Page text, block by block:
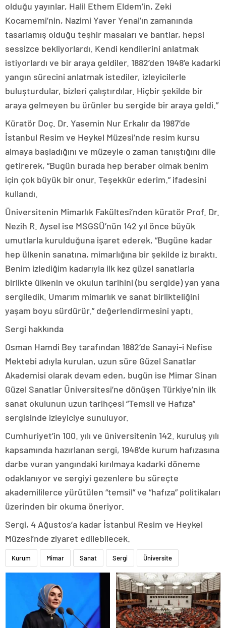
olduğu yayınlar, Halil Ethem Eldem’in, Zeki
Kocamemi’nin, Nazimi Yaver Yenal’ın zamanında
tasarlamış olduğu teşhir masaları ve bantlar, hepsi
sessizce bekliyorlardı. Kendi kendilerini anlatmak
istiyorlardı ve bir araya geldiler. 1882’den 1948’e kadarki
yangın sürecini anlatmak istediler, izleyicilerle
buluşturdular, bizleri çalıştırdılar. Hiçbir şekilde bir
araya gelmeyen bu ürünler bu sergide bir araya geldi.”
Küratör Doç. Dr. Yasemin Nur Erkalır da 1987’de
İstanbul Resim ve Heykel Müzesi’nde resim kursu
almaya başladığını ve müzeyle o zaman tanıştığını dile
getirerek, “Bugün burada hep beraber olmak benim
için çok büyük bir onur. Teşekkür ederim.” ifadesini
kullandı.
Üniversitenin Mimarlık Fakültesi’nden küratör Prof. Dr.
Nezih R. Aysel ise MSGSÜ’nün 142 yıl önce büyük
umutlarla kurulduğuna işaret ederek, “Bugüne kadar
hep ülkenin sanatına, mimarlığına bir şekilde iz bıraktı.
Benim izlediğim kadarıyla ilk kez güzel sanatlarla
birlikte ülkenin ve okulun tarihini (bu sergide) yan yana
sergiledik. Umarım mimarlık ve sanat birlikteliğini
yaşam boyu sürdürür.” değerlendirmesini yaptı.
Sergi hakkında
Osman Hamdi Bey tarafından 1882’de Sanayi-i Nefise
Mektebi adıyla kurulan, uzun süre Güzel Sanatlar
Akademisi olarak devam eden, bugün ise Mimar Sinan
Güzel Sanatlar Üniversitesi’ne dönüşen Türkiye’nin ilk
sanat okulunun uzun tarihçesi “Temsil ve Hafıza”
sergisinde izleyiciye sunuluyor.
Cumhuriyet’in 100. yılı ve üniversitenin 142. kuruluş yılı
kapsamında hazırlanan sergi, 1948’de kurum hafızasına
darbe vuran yangındaki kırılmaya kadarki döneme
odaklanıyor ve sergiyi gezenlere bu süreçte
akademililerce yürütülen “temsil” ve “hafıza” politikaları
üzerinden bir okuma öneriyor.
Sergi, 4 Ağustos’a kadar İstanbul Resim ve Heykel
Müzesi’nde ziyaret edilebilecek.
Kurum Mimar Sanat Sergi Üniversite